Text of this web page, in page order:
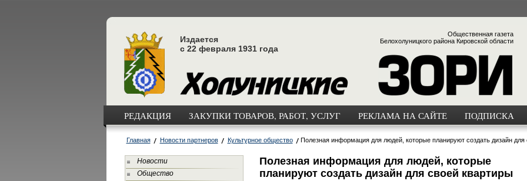
Издается
с 22 февраля 1931 года
Общественная газета
Белохолуницкого района Кировской области
РЕДАКЦИЯ ЗАКУПКИ ТОВАРОВ, РАБОТ, УСЛУГ РЕКЛАМА НА САЙТЕ ПОДПИСКА
Главная Новости партнеров Культурное общество Полезная информация для людей, которые планируют создать дизайн для
Новости
Общество
Полезная информация для людей, которые
планируют создать дизайн для своей квартиры